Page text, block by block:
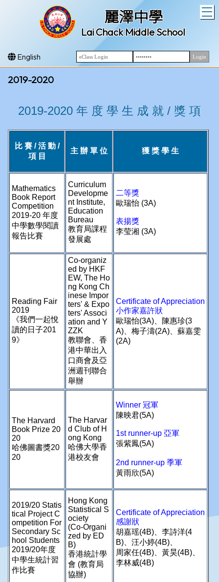
麗澤中學
Lai Chack Middle School
English
2019-2020